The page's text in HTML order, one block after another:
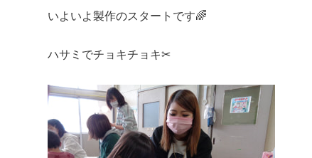
いよいよ製作のスタートです🌈
ハサミでチョキチョキ✂